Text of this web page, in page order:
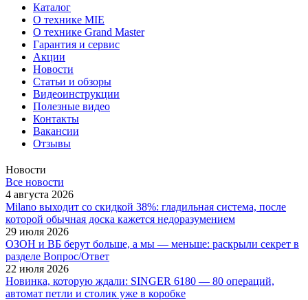
Каталог
О технике MIE
О технике Grand Master
Гарантия и сервис
Акции
Новости
Статьи и обзоры
Видеоинструкции
Полезные видео
Контакты
Вакансии
Отзывы
Новости
Все новости
4 августа 2026
Milano выходит со скидкой 38%: гладильная система, после
которой обычная доска кажется недоразумением
29 июля 2026
ОЗОН и ВБ берут больше, а мы — меньше: раскрыли секрет в
разделе Вопрос/Ответ
22 июля 2026
Новинка, которую ждали: SINGER 6180 — 80 операций,
автомат петли и столик уже в коробке